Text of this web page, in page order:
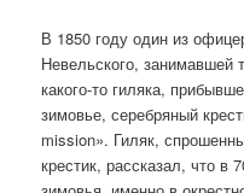
В 1850 году один из
Невельского, занимавшей
какого-то гиляка,
зимовье, серебряный
mission». Гиляк,
крестик, рассказал, что в